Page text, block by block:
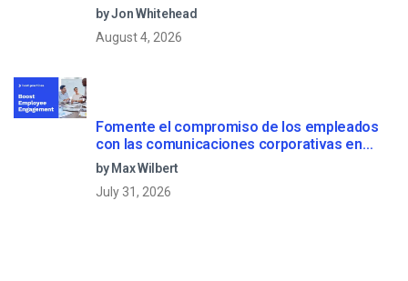
by Jon Whitehead
August 4, 2026
Fomente el compromiso de los empleados
con las comunicaciones corporativas en
directo
by Max Wilbert
July 31, 2026